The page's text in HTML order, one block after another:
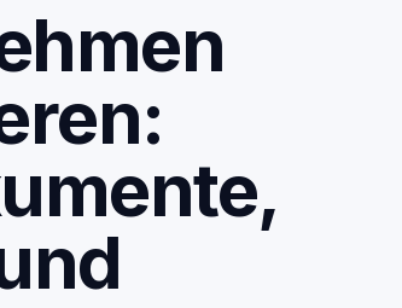
Enterprise Knowledge Base
JsonCut Media
Json2doc Documents
Integrationen
Dokument-
Automatisierung
Betrieb & Wartung